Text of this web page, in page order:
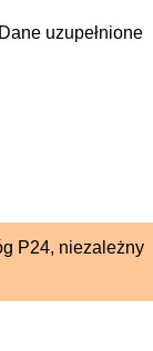
uzupełnione
P24, niezależny